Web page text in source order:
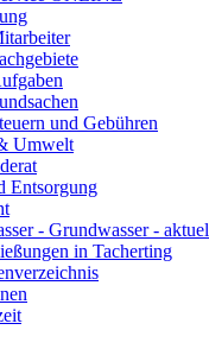
und Gebühren
Umwelt
Entsorgung
- Grundwasser -
in Tacherting